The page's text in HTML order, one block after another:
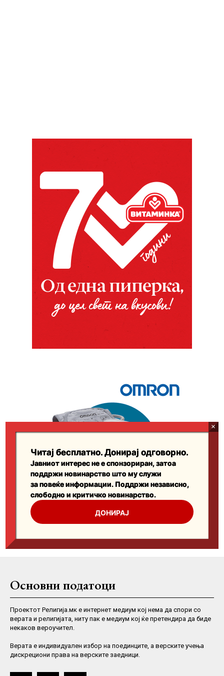
Основни податоци
Проектот Религија.мк е интернет медиум кој нема да спори со
верата и религијата, ниту пак е медиум кој ќе претендира да биде
некаков вероучител.
Верaта е индивидуален избор на поединците, а верските учења
дискрециони права на верските заедници.